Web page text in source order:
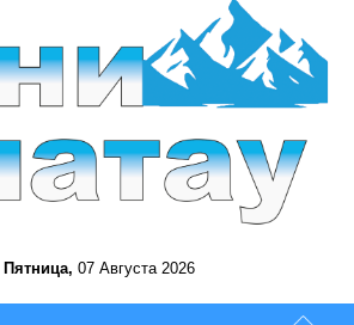
Пятница, 07 Августа 2026